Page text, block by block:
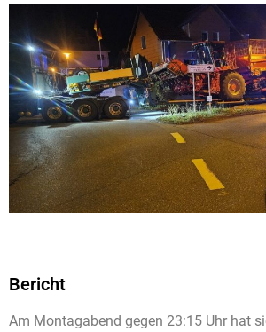
Bericht
Am Montagabend gegen 23:15 Uhr hat